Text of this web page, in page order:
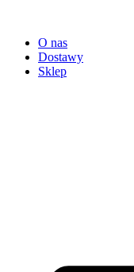
O nas
Dostawy
Sklep